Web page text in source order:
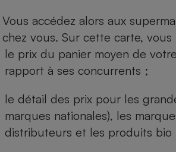
Vous accédez alors aux
chez vous. Sur cette carte,
le prix du panier moyen de
rapport à ses concurrents ;
le détail des prix pour les
marques nationales), les
distributeurs et les produits bio